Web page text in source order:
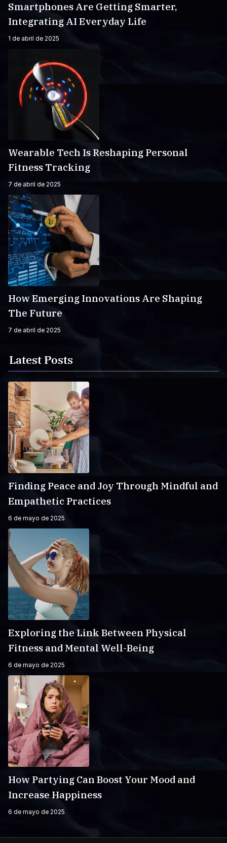
Smartphones Are Getting Smarter,
Integrating AI Everyday Life
1 de abril de 2025
Wearable Tech Is Reshaping Personal
Fitness Tracking
7 de abril de 2025
How Emerging Innovations Are Shaping
The Future
7 de abril de 2025
Latest Posts
Finding Peace and Joy Through Mindful and
Empathetic Practices
6 de mayo de 2025
Exploring the Link Between Physical
Fitness and Mental Well-Being
6 de mayo de 2025
How Partying Can Boost Your Mood and
Increase Happiness
6 de mayo de 2025